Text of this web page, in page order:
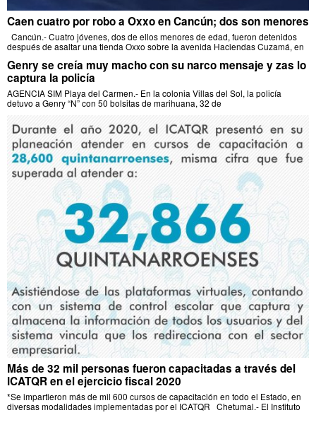
Caen cuatro por robo a Oxxo en Cancún; dos son menores
Cancún.- Cuatro jóvenes, dos de ellos menores de edad, fueron detenidos
después de asaltar una tienda Oxxo sobre la avenida Haciendas Cuzamá, en
Genry se creía muy macho con su narco mensaje y zas lo
captura la policía
AGENCIA SIM Playa del Carmen.- En la colonia Villas del Sol, la policía
detuvo a Genry “N” con 50 bolsitas de marihuana, 32 de
Más de 32 mil personas fueron capacitadas a través del
ICATQR en el ejercicio fiscal 2020
*Se impartieron más de mil 600 cursos de capacitación en todo el Estado, en
diversas modalidades implementadas por el ICATQR Chetumal.- El Instituto